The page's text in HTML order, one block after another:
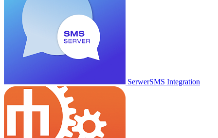
SerwerSMS Integration